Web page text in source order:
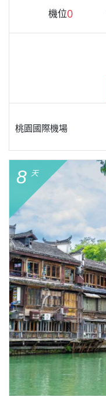
機位0
桃園國際機場
8 天